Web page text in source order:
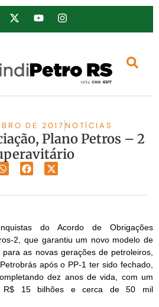
DE 2017 NOTÍCIAS
Plano Petros – 2
do Acordo de Obrigações
2, que garantiu um novo modelo de
as novas gerações de petroleiros,
após o PP-1 ter sido fechado,
dez anos de vida, com um
R$ 15 bilhões e cerca de 50 mil